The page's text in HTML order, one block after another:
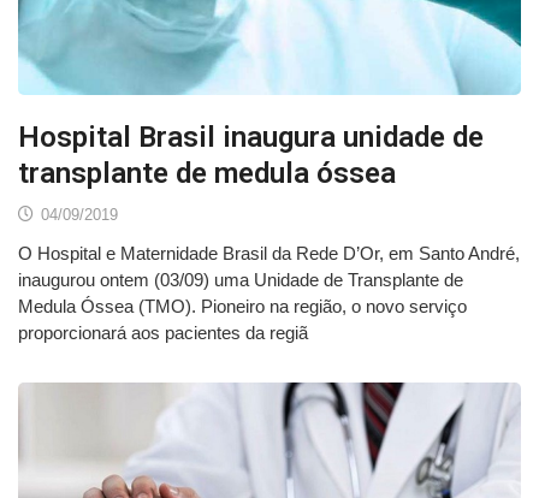
Hospital Brasil inaugura unidade de
transplante de medula óssea
04/09/2019
O Hospital e Maternidade Brasil da Rede D’Or, em Santo André,
inaugurou ontem (03/09) uma Unidade de Transplante de
Medula Óssea (TMO). Pioneiro na região, o novo serviço
proporcionará aos pacientes da regiã